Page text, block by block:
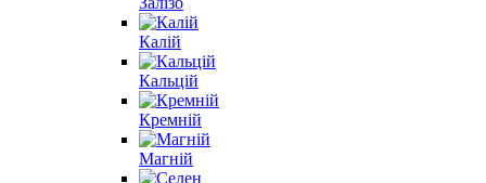
Калій
Кальцій
Кремній
Магній